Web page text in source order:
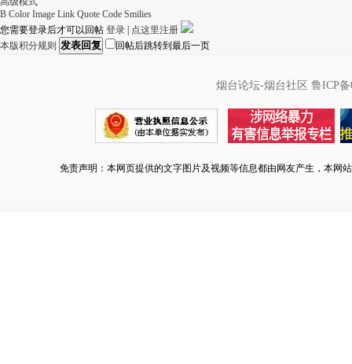
B Color Image Link Quote Code Smilies
您需要登录后才可以回帖 登录
点这里注册
本版积分规则 发表回复 回帖后跳转到最后一页
烟台论坛-烟台社区 鲁ICP备
免责声明：本网页提供的文字图片及视频等信息都由网友产生，本网